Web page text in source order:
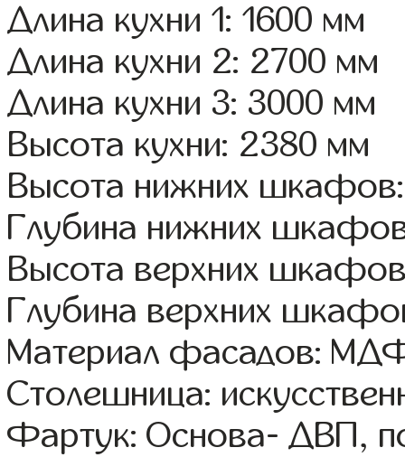
Длина кухни 1: 1600 мм
Длина кухни 2: 2700 мм
Длина кухни 3: 3000 мм
Высота кухни: 2380 мм
Высота нижних
Глубина нижних
Высота верхних
Глубина верхних
Материал фасадов:
Столешница:
Фартук: Основа- ДВП,